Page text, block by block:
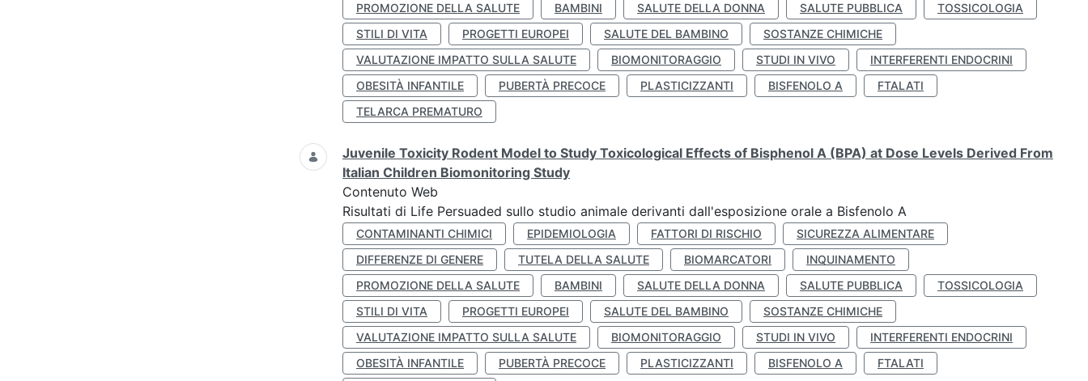
PROMOZIONE DELLA SALUTE
BAMBINI SALUTE DELLA DONNA SALUTE PUBBLICA
TOSSICOLOGIA
STILI DI VITA
PROGETTI EUROPEI SALUTE DEL BAMBINO
SOSTANZE CHIMICHE
VALUTAZIONE IMPATTO SULLA SALUTE
BIOMONITORAGGIO STUDI IN VIVO
INTERFERENTI ENDOCRINI
OBESITÀ INFANTILE
PUBERTÀ PRECOCE PLASTICIZZANTI BISFENOLO A
FTALATI
TELARCA PREMATURO
Juvenile Toxicity Rodent Model to Study Toxicological Effects of Bisphenol A (BPA) at Dose Levels Derived From
Italian Children Biomonitoring Study
Contenuto Web
Risultati di Life Persuaded sullo studio animale derivanti dall'esposizione orale a Bisfenolo A
CONTAMINANTI CHIMICI EPIDEMIOLOGIA FATTORI DI RISCHIO
SICUREZZA ALIMENTARE
DIFFERENZE DI GENERE
TUTELA DELLA SALUTE BIOMARCATORI
INQUINAMENTO
PROMOZIONE DELLA SALUTE
BAMBINI SALUTE DELLA DONNA SALUTE PUBBLICA
TOSSICOLOGIA
STILI DI VITA
PROGETTI EUROPEI SALUTE DEL BAMBINO
SOSTANZE CHIMICHE
VALUTAZIONE IMPATTO SULLA SALUTE
BIOMONITORAGGIO STUDI IN VIVO
INTERFERENTI ENDOCRINI
OBESITÀ INFANTILE
PUBERTÀ PRECOCE PLASTICIZZANTI BISFENOLO A
FTALATI